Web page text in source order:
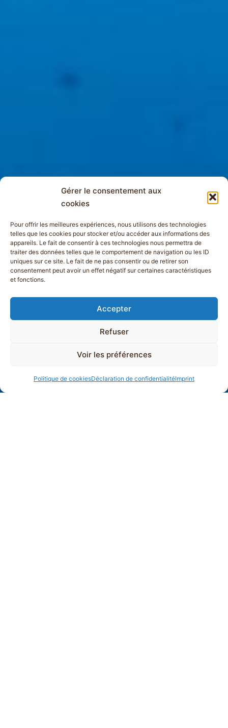
Gérer le consentement aux
cookies
Pour offrir les meilleures expériences, nous utilisons des technologies
telles que les cookies pour stocker et/ou accéder aux informations des
appareils. Le fait de consentir à ces technologies nous permettra de
traiter des données telles que le comportement de navigation ou les ID
uniques sur ce site. Le fait de ne pas consentir ou de retirer son
consentement peut avoir un effet négatif sur certaines caractéristiques
et fonctions.
Accepter
Refuser
Voir les préférences
Politique de cookiesDéclaration de confidentialitéImprint